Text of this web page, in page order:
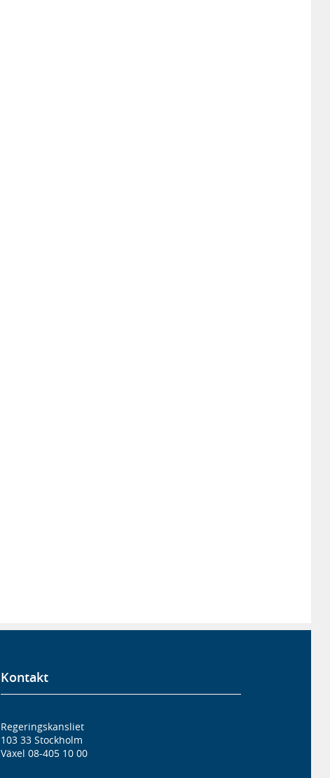
Kontakt
Regeringskansliet
103 33 Stockholm
Växel 08-405 10 00